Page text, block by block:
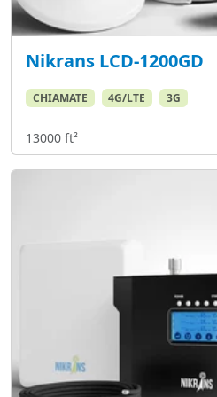
Nikrans LCD-1200GD
CHIAMATE 4G/LTE 3G
13000 ft²